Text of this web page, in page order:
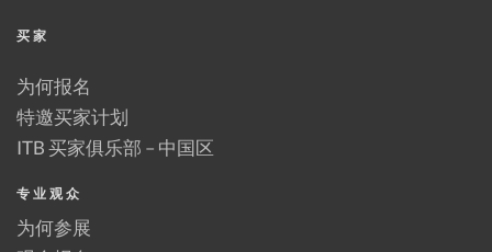
买家
为何报名
特邀买家计划
ITB 买家俱乐部 – 中国区
专业观众
为何参展